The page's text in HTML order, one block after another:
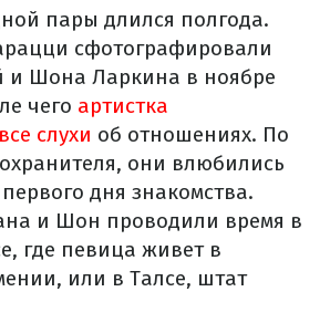
пары длился полгода.
сфотографировали
и Шона Ларкина в ноябре
чего артистка
слухи об отношениях. По
они влюбились
дня знакомства.
и Шон проводили время в
где певица живет в
или в Талсе, штат